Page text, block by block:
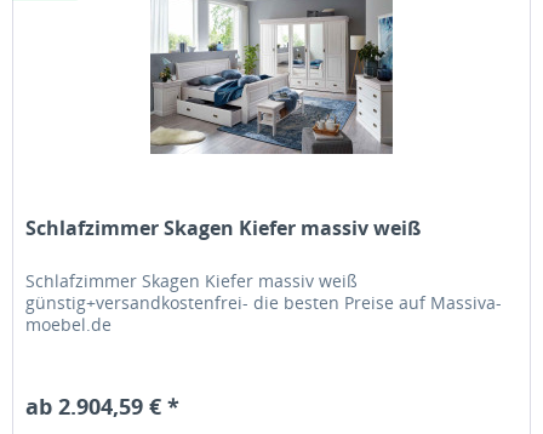
Schlafzimmer Skagen Kiefer massiv weiß
Schlafzimmer Skagen Kiefer massiv weiß
günstig+versandkostenfrei- die besten Preise auf Massiva-
moebel.de
ab 2.904,59 € *